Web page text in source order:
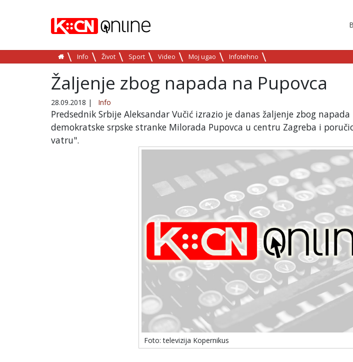
Info Život Sport Video Moj ugao Infotehno
Žaljenje zbog napada na Pupovca
28.09.2018 | Info
Predsednik Srbije Aleksandar Vučić izrazio je danas žaljenje zbog
demokratske srpske stranke Milorada Pupovca u centru Zagreba i
vatru".
Foto: televizija Kopernikus